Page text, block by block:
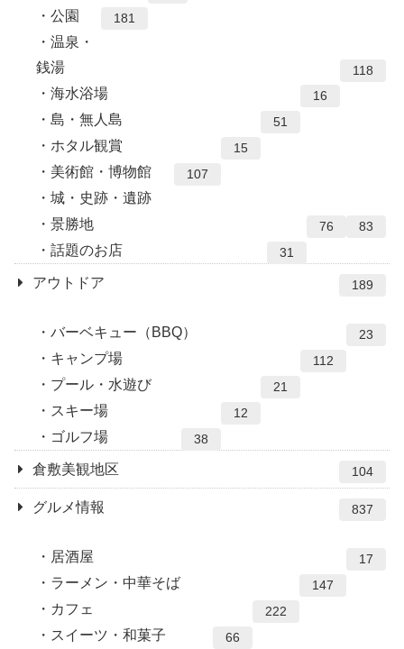
公園 181
温泉・
銭湯
118
海水浴場 16
島・無人島 51
ホタル観賞 15
美術館・博物館 107
城・史跡・遺跡
83
景勝地 76
話題のお店 31
アウトドア 189
バーベキュー（BBQ） 23
キャンプ場 112
プール・水遊び 21
スキー場 12
ゴルフ場 38
倉敷美観地区 104
グルメ情報 837
居酒屋 17
ラーメン・中華そば 147
カフェ 222
スイーツ・和菓子 66